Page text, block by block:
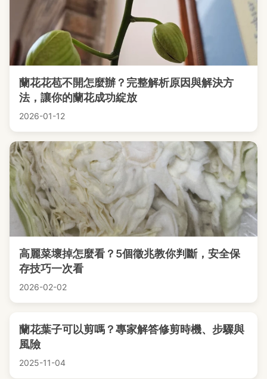
蘭花花苞不開怎麼辦？完整解析原因與解決方
法，讓你的蘭花成功綻放
2026-01-12
高麗菜壞掉怎麼看？5個徵兆教你判斷，安全保
存技巧一次看
2026-02-02
蘭花葉子可以剪嗎？專家解答修剪時機、步驟與
風險
2025-11-04